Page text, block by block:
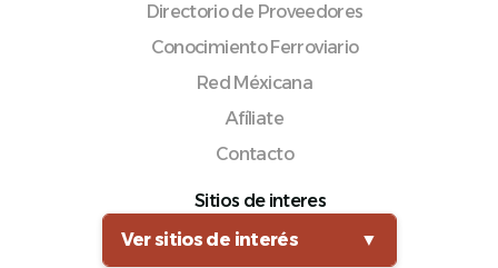
Directorio de Proveedores
Conocimiento Ferroviario
Red Méxicana
Afíliate
Contacto
Sitios de interes
Ver sitios de interés
▼